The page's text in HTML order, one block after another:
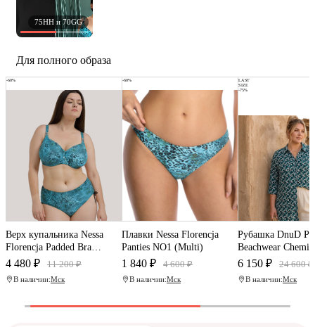
75НН и 70GG
Для полного образа
-60%
Верх купальника Nessa
Florencja Padded Bra
(Multi)
4 480 ₽ 11 200 ₽
В наличии:Мск
-60%
Плавки Nessa Florencja
Panties NO1 (Multi)
1 840 ₽ 4 600 ₽
В наличии:Мск
LAST
SIZE
-75%
Рубашка DnuD
Beachwear
Atlantic)
6 150 ₽ 24 600 ₽
В наличии:Мск